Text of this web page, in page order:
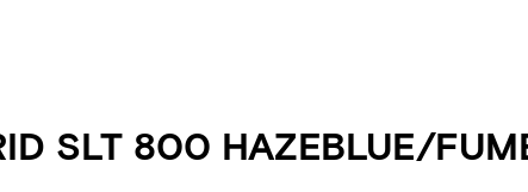
SLT 800 HAZEBLUE/